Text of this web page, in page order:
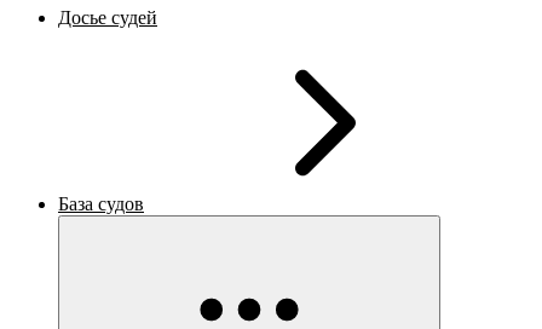
Досье судей
База судов